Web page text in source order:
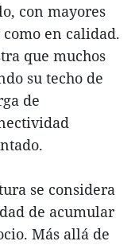
con mayores
en calidad.
que muchos
su techo de
de
se considera
de acumular
Más allá de